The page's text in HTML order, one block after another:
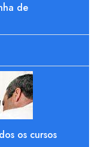
de
os cursos